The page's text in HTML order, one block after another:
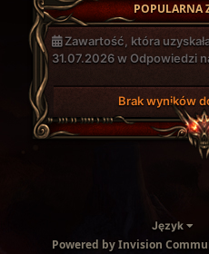
POPULARNA
Zawartość, która
31.07.2026 w Odpowiedzi
Brak wyników
Język
Powered by Invision